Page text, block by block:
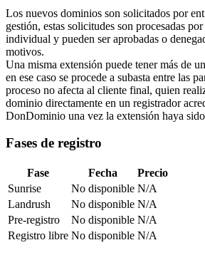
Los nuevos dominios son solicitados por
gestión, estas solicitudes son procesadas
individual y pueden ser aprobadas o
motivos.
Una misma extensión puede tener más de
en ese caso se procede a subasta entre las
proceso no afecta al cliente final, quien
dominio directamente en un registrador
DonDominio una vez la extensión haya
Fases de registro
Fase Fecha
Precio
Sunrise
No disponible N/A
Landrush
No disponible N/A
Pre-registro
No disponible N/A
Registro libre No disponible N/A